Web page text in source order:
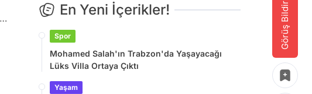
Görüş Bildir
En Yeni İçerikler!
Spor
Mohamed Salah'ın Trabzon'da Yaşayacağı
Lüks Villa Ortaya Çıktı
Yaşam